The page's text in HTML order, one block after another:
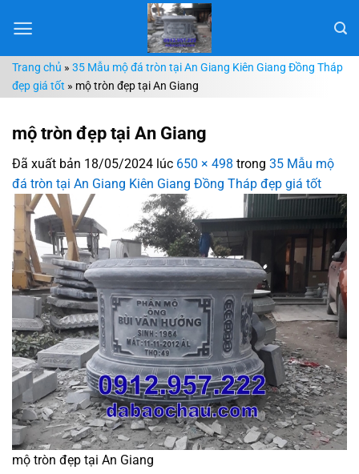
đến
dungTrang chủ » 35 Mẫu mộ đá tròn tại An Giang Kiên Giang Đồng Tháp
đẹp giá tốt » mộ tròn đẹp tại An Giang
mộ tròn đẹp tại An Giang
Đã xuất bản 18/05/2024 lúc 650 × 498 trong 35 Mẫu mộ
đá tròn tại An Giang Kiên Giang Đồng Tháp đẹp giá tốt
mộ tròn đẹp tại An Giang